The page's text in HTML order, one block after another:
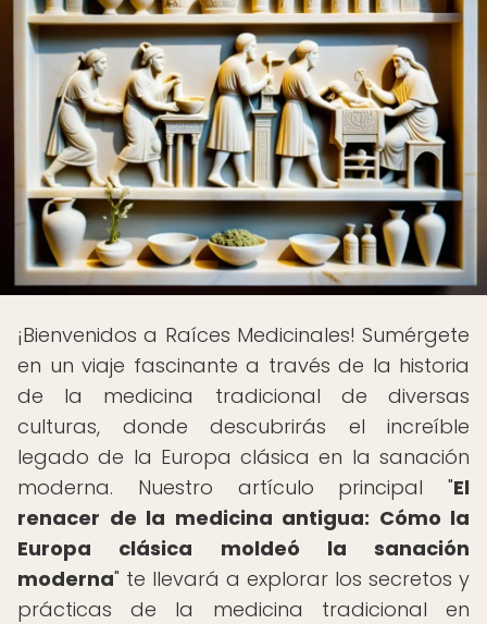
¡Bienvenidos a Raíces Medicinales! Sumérgete
en un viaje fascinante a través de la historia
de la medicina tradicional de diversas
culturas, donde descubrirás el increíble
legado de la Europa clásica en la sanación
moderna. Nuestro artículo principal "El
renacer de la medicina antigua: Cómo la
Europa clásica moldeó la sanación
moderna" te llevará a explorar los secretos y
prácticas de la medicina tradicional en